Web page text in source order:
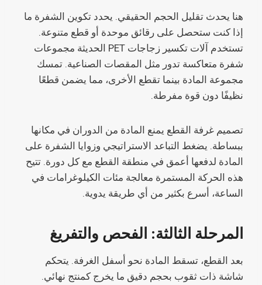
هنا يحدث تقليل الحجم الحقيقي. يحدد تكوين الشفرة ما
إذا كنت ستحصل على رقائق موحدة أو قطع متنوعة.
تستخدم آلات تكسير زجاجات PET الحديثة مجموعات
شفرة متعاكسة تدور مثل المقصات الصناعية. تمسك
مجموعة المادة بينما تقطع الأخرى، مما يضمن قطعًا
نظيفًا دون قوة مفرطة.
تصميم غرفة القطع يمنع المادة من الدوران في مكانها
ببساطة. يضغط التباعد الاستراتيجي وزوايا الشفرة على
المادة لدفعها أعمق في منطقة القطع مع كل دورة. تتيح
هذه الحركة المستمرة معالجة مئات الكيلوغرامات في
الساعة، أسرع بكثير من أي طريقة يدوية.
المرحلة الثالثة: الفحص والتفريغ
بعد القطع، تسقط المادة نحو أسفل الغرفة. يتحكم
شاشة ذات ثقوب بحجم دقيق ما يخرج كمنتج نهائي.